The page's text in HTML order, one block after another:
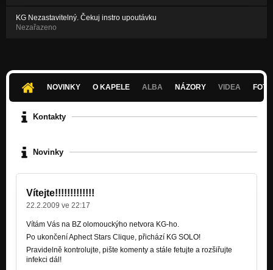
KG Nezastavitelný. Čekuj instro upoutávku
Nezařazeno
NOVINKY O KAPELE ALBA NÁZORY VIDEA
Kontakty
Novinky
Vítejte!!!!!!!!!!!!!
22.2.2009 ve 22:17
Vítám Vás na BZ olomouckýho netvora KG-ho.
Po ukončení Aphect Stars Clique, přichází KG SOLO!
Pravidelně kontrolujte, pište komenty a stále fetujte a rozšiřujte
infekci dál!